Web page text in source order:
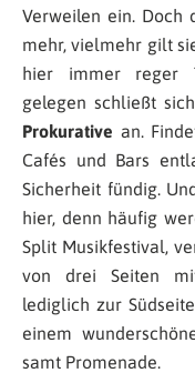
Verweilen ein. Doch
mehr, vielmehr gilt
hier immer reger
gelegen schließt
Prokurative an.
Cafés und Bars
Sicherheit fündig.
hier, denn häufig
Split Musikfestival,
von drei Seiten
lediglich zur
einem
samt Promenade.